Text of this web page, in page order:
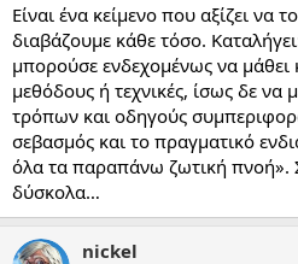
Είναι ένα κείμενο που αξίζει να
διαβάζουμε κάθε τόσο.
μπορούσε ενδεχομένως να μάθει
μεθόδους ή τεχνικές, ίσως δε να
τρόπων και οδηγούς
σεβασμός και το πραγματικό
όλα τα παραπάνω ζωτική πνοή».
δύσκολα…
nickel